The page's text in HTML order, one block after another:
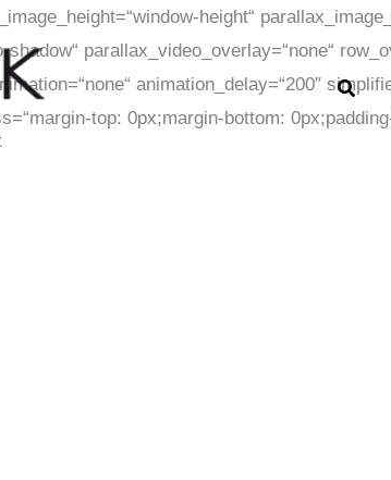
height“
parallax_video_overlay=“none“
animation_delay=“200″
top: 0px;margin-bottom: